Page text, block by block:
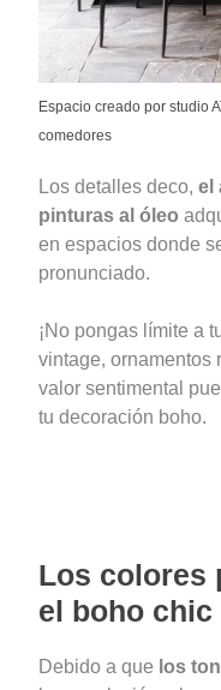
Espacio creado por studio
comedores
Los detalles deco, el
pinturas al óleo
en espacios donde
pronunciado.
¡No pongas límite a
vintage, ornamentos
valor sentimental
tu decoración boho.
Los colores
el boho chic
Debido a que los